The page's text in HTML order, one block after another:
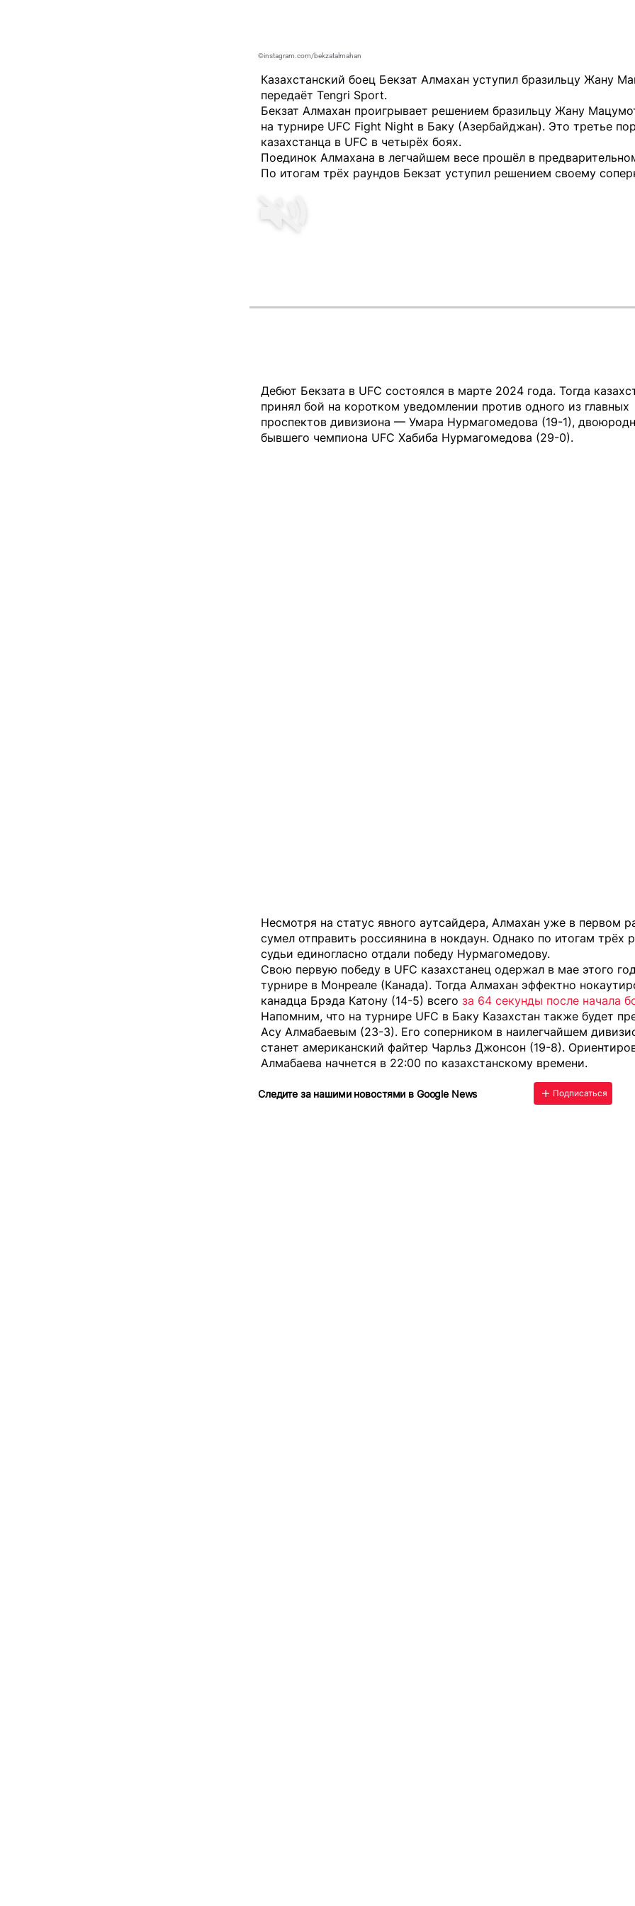
©instagram.com/bekzatalmahan
Казахстанский боец Бекзат Алмахан уступил бразильцу Жану
передаёт Tengri Sport.
Бекзат Алмахан проигрывает решением бразильцу Жану
на турнире UFC Fight Night в Баку (Азербайджан). Это третье
казахстанца в UFC в четырёх боях.
Поединок Алмахана в легчайшем весе прошёл в
По итогам трёх раундов Бекзат уступил решением своему
Дебют Бекзата в UFC состоялся в марте 2024 года. Тогда
принял бой на коротком уведомлении против одного из главных
проспектов дивизиона — Умара Нурмагомедова (19-1),
бывшего чемпиона UFC Хабиба Нурмагомедова (29-0).
Несмотря на статус явного аутсайдера, Алмахан уже в первом
сумел отправить россиянина в нокдаун. Однако по итогам трёх
судьи единогласно отдали победу Нурмагомедову.
Свою первую победу в UFC казахстанец одержал в мае этого
турнире в Монреале (Канада). Тогда Алмахан эффектно
канадца Брэда Катону (14-5) всего за 64 секунды после начала
Напомним, что на турнире UFC в Баку Казахстан также будет
Асу Алмабаевым (23-3). Его соперником в наилегчайшем
станет американский файтер Чарльз Джонсон (19-8).
Алмабаева начнется в 22:00 по казахстанскому времени.
Следите за нашими новостями в Google News Подписаться